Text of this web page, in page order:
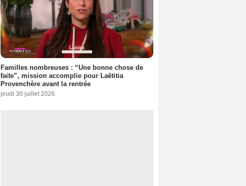
Familles nombreuses : “Une bonne chose de
faite”, mission accomplie pour Laëtitia
Provenchère avant la rentrée
jeudi 30 juillet 2026